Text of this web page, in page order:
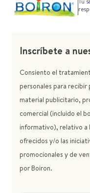
Inscríbete a
Consiento el
personales para
material publicitario,
comercial (incluido el
informativo), relativo a
ofrecidos y/o las
promocionales y de
por Boiron.